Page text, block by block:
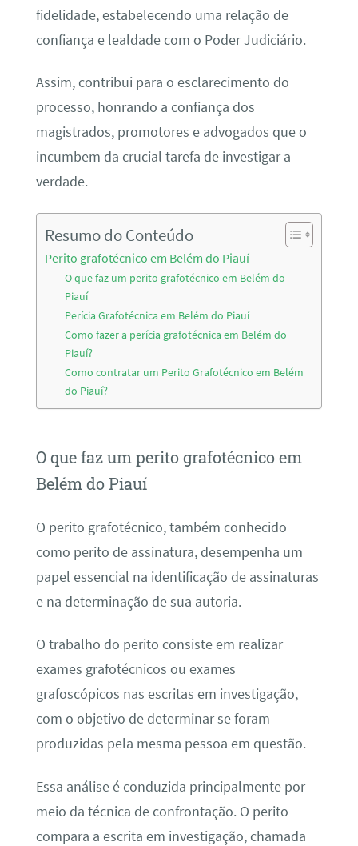
fidelidade, estabelecendo uma relação de
confiança e lealdade com o Poder Judiciário.
Assim, contribui para o esclarecimento do
processo, honrando a confiança dos
magistrados, promotores e advogados que o
incumbem da crucial tarefa de investigar a
verdade.
Resumo do Conteúdo
Perito grafotécnico em Belém do Piauí
O que faz um perito grafotécnico em Belém do
Piauí
Perícia Grafotécnica em Belém do Piauí
Como fazer a perícia grafotécnica em Belém do
Piauí?
Como contratar um Perito Grafotécnico em Belém
do Piauí?
O que faz um perito grafotécnico em
Belém do Piauí
O perito grafotécnico, também conhecido
como perito de assinatura, desempenha um
papel essencial na identificação de assinaturas
e na determinação de sua autoria.
O trabalho do perito consiste em realizar
exames grafotécnicos ou exames
grafoscópicos nas escritas em investigação,
com o objetivo de determinar se foram
produzidas pela mesma pessoa em questão.
Essa análise é conduzida principalmente por
meio da técnica de confrontação. O perito
compara a escrita em investigação, chamada